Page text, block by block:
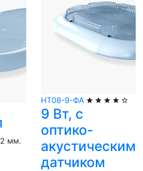
мм.
НТ08-9-ФА
9 Вт, с
оптико-
акустическим
датчиком